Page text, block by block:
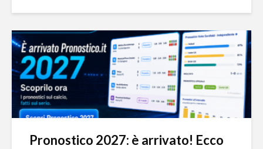
Pronostico 2027: è arrivato! Ecco